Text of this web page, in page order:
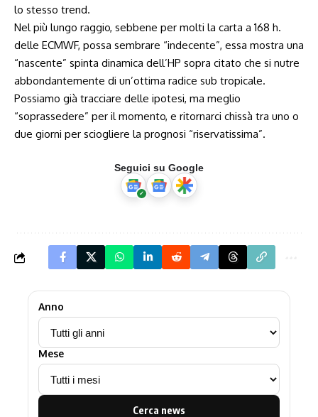
lo stesso trend.
Nel più lungo raggio, sebbene per molti la carta a 168 h.
delle ECMWF, possa sembrare “indecente”, essa mostra una
“nascente” spinta dinamica dell’HP sopra citato che si nutre
abbondantemente di un’ottima radice sub tropicale.
Possiamo già tracciare delle ipotesi, ma meglio
“soprassedere” per il momento, e ritornarci chissà tra uno o
due giorni per sciogliere la prognosi “riservatissima”.
Seguici su Google
Anno
Mese
Cerca news